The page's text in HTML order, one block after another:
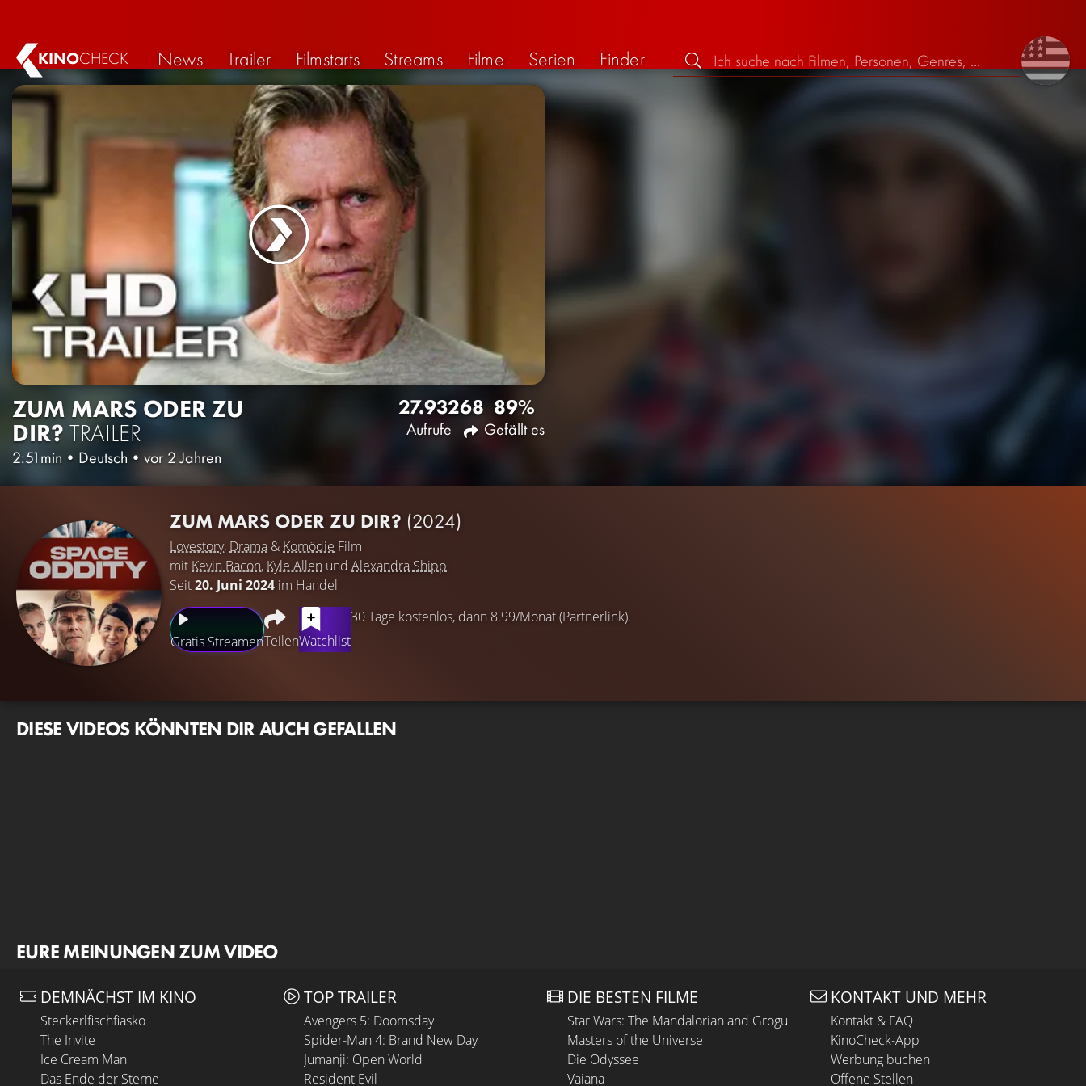
KINOCHECK News Trailer Filmstarts Streams Filme Serien Finder
ZUM MARS ODER ZU
DIR? TRAILER
2:51min • Deutsch • vor 2 Jahren
27.932
Aufrufe
68 89%
Gefällt es
ZUM MARS ODER ZU DIR? (2024)
Lovestory, Drama & Komödie Film
mit Kevin Bacon, Kyle Allen und Alexandra Shipp
Seit20. Juni 2024 im Handel
Gratis StreamenTeilenWatchlist
30 Tage kostenlos, dann 8.99/Monat (Partnerlink).
DIESE VIDEOS KÖNNTEN DIR AUCH GEFALLEN
EURE MEINUNGEN ZUM VIDEO
DEMNÄCHST IM KINO
Steckerlfischfiasko
The Invite
Ice Cream Man
Das Ende der Sterne
TOP TRAILER
Avengers 5: Doomsday
Spider-Man 4: Brand New Day
Jumanji: Open World
Resident Evil
DIE BESTEN FILME
Star Wars: The Mandalorian and Grogu
Masters of the Universe
Die Odyssee
Vaiana
KONTAKT UND MEHR
Kontakt & FAQ
KinoCheck-App
Werbung buchen
Offene Stellen